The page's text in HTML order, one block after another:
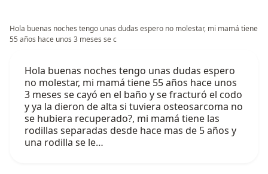
Hola buenas noches tengo unas dudas espero no molestar, mi mamá tiene
55 años hace unos 3 meses se c
Hola buenas noches tengo unas dudas espero
no molestar, mi mamá tiene 55 años hace unos
3 meses se cayó en el baño y se fracturó el codo
y ya la dieron de alta si tuviera osteosarcoma no
se hubiera recuperado?, mi mamá tiene las
rodillas separadas desde hace mas de 5 años y
una rodilla se le…